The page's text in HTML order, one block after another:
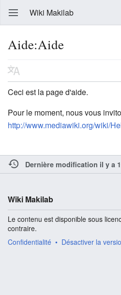
Wiki Makilab
Aide:Aide
Ceci est la page d'aide.
Pour le moment, nous vous
http://www.mediawiki.org/wiki/
Dernière modification il y a
Wiki Makilab
Le contenu est disponible sous
contraire.
Confidentialité
Désactiver la